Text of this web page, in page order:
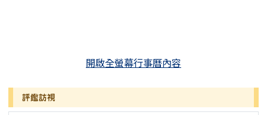
開啟全螢幕行事曆內容
評鑑訪視